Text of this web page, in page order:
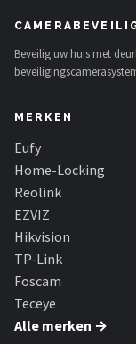
Beveilig uw huis met
MERKEN
Eufy
Home-Locking
Reolink
EZVIZ
Hikvision
TP-Link
Foscam
Teceye
Alle merken →